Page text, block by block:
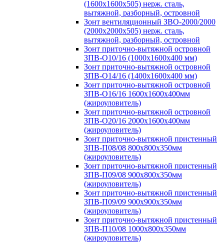
(1600х1600х505) нерж. сталь,
вытяжной, разборный, островной
Зонт вентиляционный ЗВО-2000/2000
(2000х2000х505) нерж. сталь,
вытяжной, разборный, островной
Зонт приточно-вытяжной островной
ЗПВ-О10/16 (1000х1600х400 мм)
Зонт приточно-вытяжной островной
ЗПВ-О14/16 (1400х1600х400 мм)
Зонт приточно-вытяжной островной
ЗПВ-О16/16 1600х1600х400мм
(жироуловитель)
Зонт приточно-вытяжной островной
ЗПВ-О20/16 2000х1600х400мм
(жироуловитель)
Зонт приточно-вытяжной пристенный
ЗПВ-П08/08 800х800х350мм
(жироуловитель)
Зонт приточно-вытяжной пристенный
ЗПВ-П09/08 900х800х350мм
(жироуловитель)
Зонт приточно-вытяжной пристенный
ЗПВ-П09/09 900х900х350мм
(жироуловитель)
Зонт приточно-вытяжной пристенный
ЗПВ-П10/08 1000х800х350мм
(жироуловитель)